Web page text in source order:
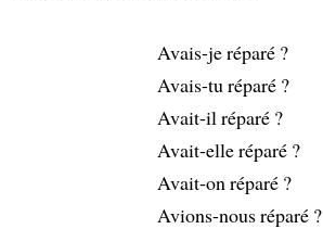
Avais-je réparé ?
Avais-tu réparé ?
Avait-il réparé ?
Avait-elle réparé ?
Avait-on réparé ?
Avions-nous réparé ?